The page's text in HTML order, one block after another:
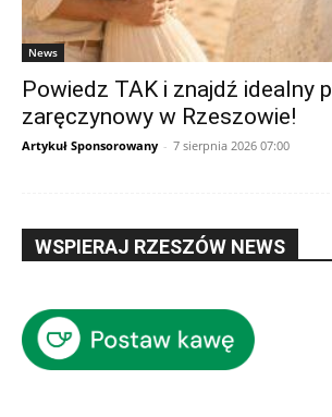
News
Powiedz TAK i znajdź idealny
zaręczynowy w Rzeszowie!
Artykuł Sponsorowany - 7 sierpnia 2026 07:00
WSPIERAJ RZESZÓW NEWS